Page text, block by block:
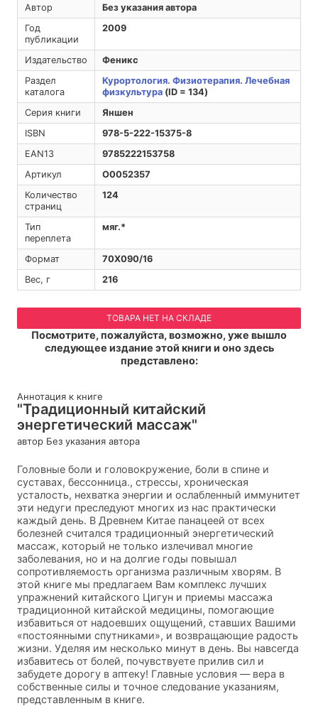
Автор
Без указания автора
Год
публикации
2009
Издательство
Феникс
Раздел
каталога
Курортология. Физиотерапия. Лечебная
физкультура(ID = 134)
Серия книги
Яншен
ISBN
978-5-222-15375-8
EAN13
9785222153758
Артикул
O0052357
Количество
страниц
124
Тип
переплета
мяг.*
Формат
70Х090/16
Вес, г
216
ТОВАРА НЕТ НА СКЛАДЕ
Посмотрите, пожалуйста, возможно, уже вышло
следующее издание этой книги и оно здесь
представлено:
Аннотация к книге
"Традиционный китайский
энергетический массаж"
автор Без указания автора
Головные боли и головокружение, боли в спине и
суставах, бессонница., стрессы, хроническая
усталость, нехватка энергии и ослабленный иммунитет
эти недуги преследуют многих из нас практически
каждый день. В Древнем Китае панацеей от всех
болезней считался традиционный энергетический
массаж, который не только излечивал многие
заболевания, но и на долгие годы повышал
сопротивляемость организма различным хворям. В
этой книге мы предлагаем Вам комплекс лучших
упражнений китайского Цигун и приемы массажа
традиционной китайской медицины, помогающие
избавиться от надоевших ощущений, ставших Вашими
«постоянными спутниками», и возвращающие радость
жизни. Уделяя им несколько минут в день. Вы навсегда
избавитесь от болей, почувствуете прилив сил и
забудете дорогу в аптеку! Главные условия — вера в
собственные силы и точное следование указаниям,
представленным в книге.